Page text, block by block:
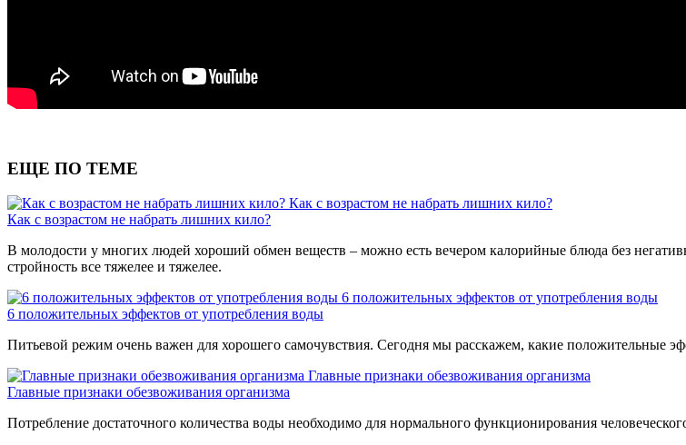
ЕЩЕ ПО ТЕМЕ
Как с возрастом не набрать лишних кило?
Как с возрастом не набрать лишних кило?
В молодости у многих людей хороший обмен веществ – можно есть вечером калорийные блюда без
стройность все тяжелее и тяжелее.
6 положительных эффектов от употребления воды
6 положительных эффектов от употребления воды
Питьевой режим очень важен для хорошего самочувствия. Сегодня мы расскажем, какие положительные
Главные признаки обезвоживания организма
Главные признаки обезвоживания организма
Потребление достаточного количества воды необходимо для нормального функционирования